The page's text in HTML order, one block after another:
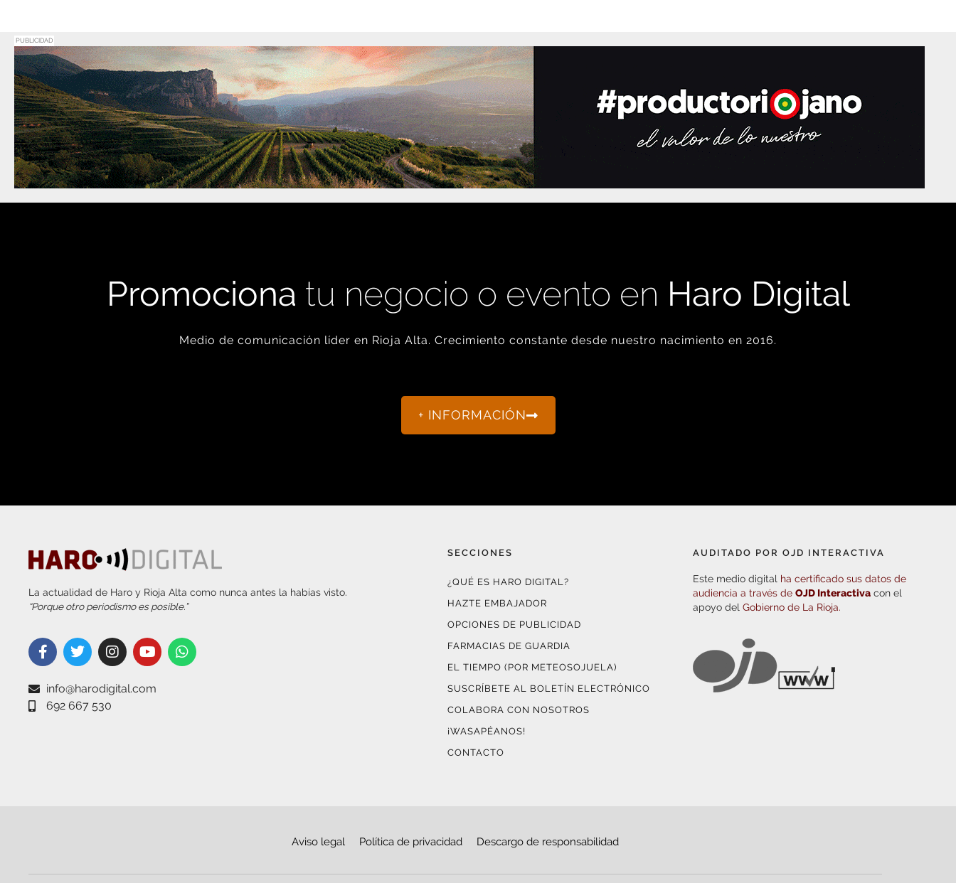
PUBLICIDAD
Promociona tu negocio o evento en Haro Digital
Medio de comunicación líder en Rioja Alta. Crecimiento constante desde nuestro nacimiento en 2016.
+ INFORMACIÓN
La actualidad de Haro y Rioja Alta como nunca antes la habías visto.
“Porque otro periodismo es posible.”
info@harodigital.com
692 667 530
SECCIONES
¿QUÉ ES HARO DIGITAL?
HAZTE EMBAJADOR
OPCIONES DE PUBLICIDAD
FARMACIAS DE GUARDIA
EL TIEMPO (POR METEOSOJUELA)
SUSCRÍBETE AL BOLETÍN ELECTRÓNICO
COLABORA CON NOSOTROS
¡WASAPÉANOS!
CONTACTO
AUDITADO POR OJD INTERACTIVA
Este medio digital ha certificado sus datos de
audiencia a través deOJD Interactiva con el
apoyo delGobierno de La Rioja.
Aviso legal Política de privacidad Descargo de responsabilidad